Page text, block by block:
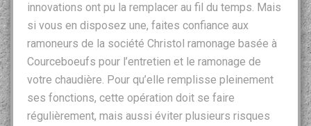
innovations ont pu la remplacer au fil du temps. Mais
si vous en disposez une, faites confiance aux
ramoneurs de la société Christol ramonage basée à
Courceboeufs pour l’entretien et le ramonage de
votre chaudière. Pour qu’elle remplisse pleinement
ses fonctions, cette opération doit se faire
régulièrement, mais aussi éviter plusieurs risques